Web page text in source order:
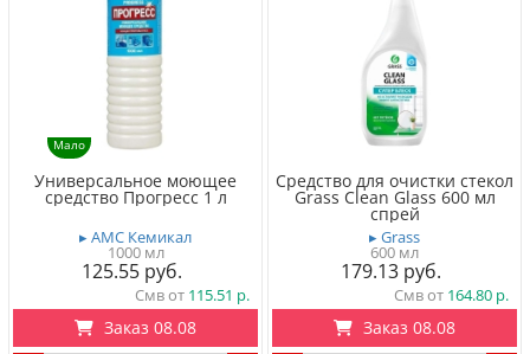
Мало
Универсальное моющее
средство Прогресс 1 л
▸ АМС Кемикал
1000 мл
125.55
Смв от 115.51
Заказ 08.08
Средство для очистки cтекол
Grass Clean Glass 600 мл
спрей
▸ Grass
600 мл
179.13
Смв от 164.80
Заказ 08.08